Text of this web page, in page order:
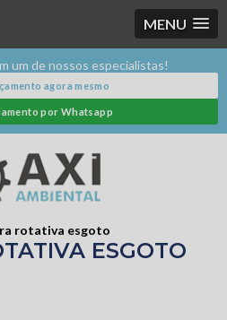
MENU
um de nossos especialistas!
agora mesmo
por Whatsapp
rotativa esgoto
ESGOTO